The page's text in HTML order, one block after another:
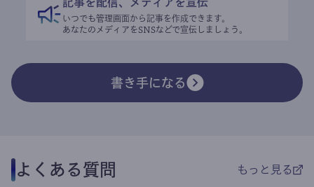
いつでも管理画面から記事を作成できます。
あなたのメディアをSNSなどで宣伝しましょう。
書き手になる
よくある質問 もっと見る